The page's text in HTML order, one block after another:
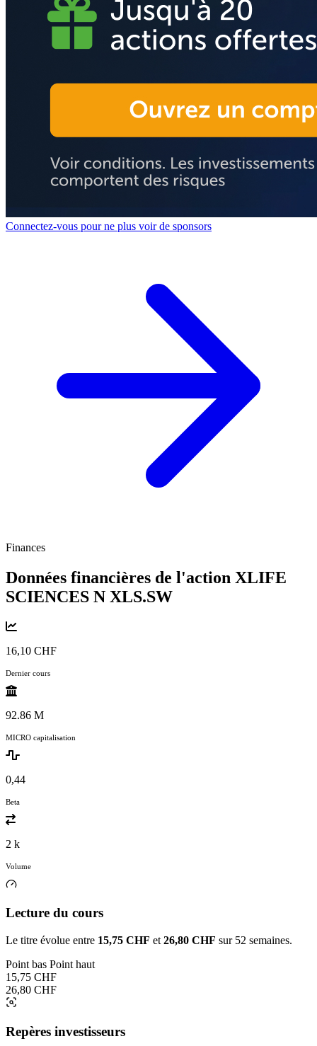
Connectez-vous pour ne plus voir de sponsors
Finances
Données financières de l'action XLIFE
SCIENCES N XLS.SW
16,10 CHF
Dernier cours
92.86 M
MICRO capitalisation
0,44
Beta
2 k
Volume
Lecture du cours
Le titre évolue entre 15,75 CHF et 26,80 CHF sur 52 semaines.
Point bas Point haut
15,75 CHF
26,80 CHF
Repères investisseurs